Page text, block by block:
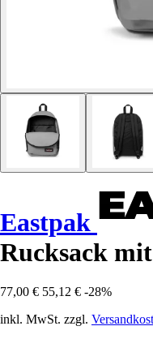
Eastpak
Rucksack
77,00 € 55,12 € -28%
inkl. MwSt. zzgl.